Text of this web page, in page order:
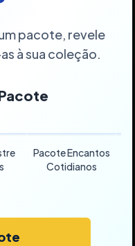
pacote, revele
à sua coleção.
Pacote Encantos
Cotidianos